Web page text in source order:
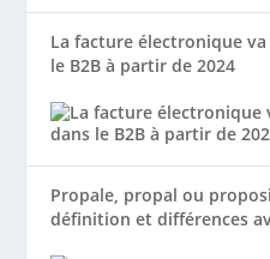
La facture électronique
le B2B à partir de 2024
Propale, propal ou
définition et différences